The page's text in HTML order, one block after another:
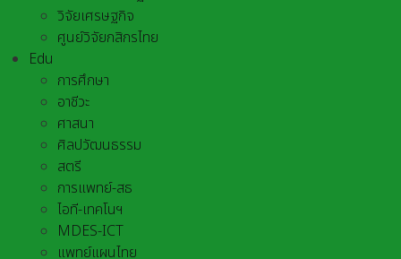
วิจัยเศรษฐกิจ
ศูนย์วิจัยกสิกรไทย
Edu
การศึกษา
อาชีวะ
ศาสนา
ศิลปวัฒนธรรม
สตรี
การแพทย์-สธ
ไอที-เทคโนฯ
MDES-ICT
แพทย์แผนไทย